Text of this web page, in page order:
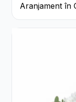
Aranjament în
Trandafiri și